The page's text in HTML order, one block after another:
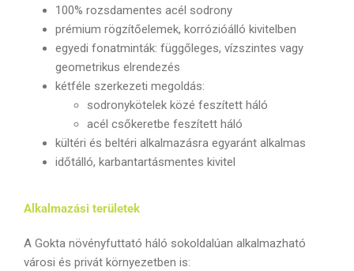
100% rozsdamentes acél sodrony
prémium rögzítőelemek, korrózióálló kivitelben
egyedi fonatminták: függőleges, vízszintes vagy
geometrikus elrendezés
kétféle szerkezeti megoldás:
sodronykötelek közé feszített háló
acél csőkeretbe feszített háló
kültéri és beltéri alkalmazásra egyaránt alkalmas
időtálló, karbantartásmentes kivitel
Alkalmazási területek
A Gokta növényfuttató háló sokoldalúan alkalmazható
városi és privát környezetben is: